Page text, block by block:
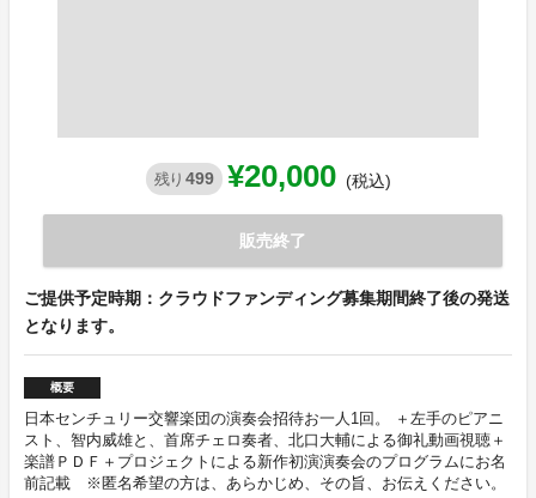
残り 499 ¥20,000 (税込)
販売終了
ご提供予定時期：クラウドファンディング募集期間終了後の発送
となります。
概要
日本センチュリー交響楽団の演奏会招待お一人1回。 ＋左手のピアニ
スト、智内威雄と、首席チェロ奏者、北口大輔による御礼動画視聴＋
楽譜ＰＤＦ＋プロジェクトによる新作初演演奏会のプログラムにお名
前記載 ※匿名希望の方は、あらかじめ、その旨、お伝えください。